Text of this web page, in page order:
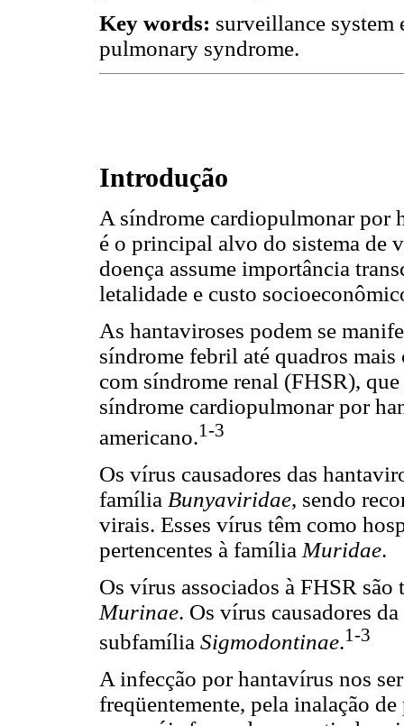
Key words: surveillance
pulmonary syndrome.
Introdução
A síndrome cardiopulmonar por
é o principal alvo do sistema de
doença assume importância
letalidade e custo
As hantaviroses podem se
síndrome febril até quadros
com síndrome renal (FHSR),
síndrome cardiopulmonar por
americano.1-3
Os vírus causadores das
família Bunyaviridae, sendo
virais. Esses vírus têm como
pertencentes à família Muridae.
Os vírus associados à FHSR
Murinae. Os vírus causadores
subfamília Sigmodontinae.1-3
A infecção por hantavírus nos
freqüentemente, pela inalação